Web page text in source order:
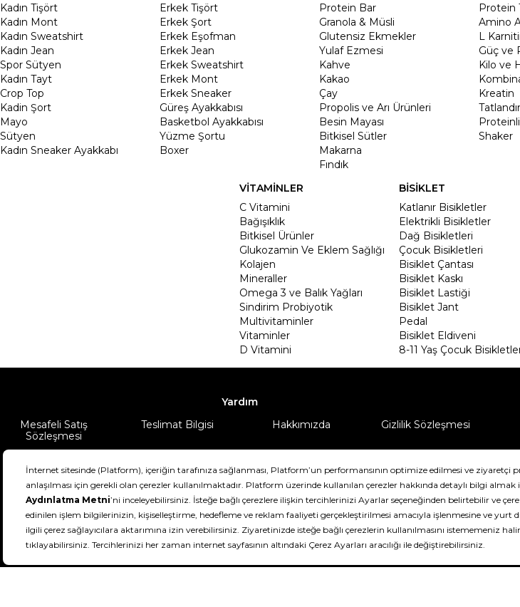
Kadın Tişört
Kadın Mont
Kadın Sweatshirt
Kadın Jean
Spor Sütyen
Kadın Tayt
Crop Top
Kadin Şort
Mayo
Sütyen
Kadın Sneaker Ayakkabı
Erkek Tişört
Erkek Şort
Erkek Eşofman
Erkek Jean
Erkek Sweatshirt
Erkek Mont
Erkek Sneaker
Güreş Ayakkabısı
Basketbol Ayakkabısı
Yüzme Şortu
Boxer
Protein Bar
Granola & Müsli
Glutensiz Ekmekler
Yulaf Ezmesi
Kahve
Kakao
Çay
Propolis ve Arı Ürünleri
Besin Mayası
Bitkisel Sütler
Makarna
Fındık
Protein
Amino
L
Güç ve
Kilo ve
Kreatin
Shaker
VİTAMİNLER
C Vitamini
Bağışıklık
Bitkisel Ürünler
Glukozamin Ve Eklem Sağlığı
Kolajen
Mineraller
Omega 3 ve Balık Yağları
Sindirim Probiyotik
Multivitaminler
Vitaminler
D Vitamini
BİSİKLET
Katlanır Bisikletler
Elektrikli Bisikletler
Dağ Bisikletleri
Çocuk Bisikletleri
Bisiklet Çantası
Bisiklet Kaskı
Bisiklet Lastiği
Bisiklet Jant
Pedal
Bisiklet Eldiveni
8-11 Yaş Çocuk
Yardım
Mesafeli Satış
Sözleşmesi
Teslimat Bilgisi Hakkımızda Gizlilik Sözleşmesi
DeFactoFIT ©️ 2022-2026. Tüm hakları saklıdır.